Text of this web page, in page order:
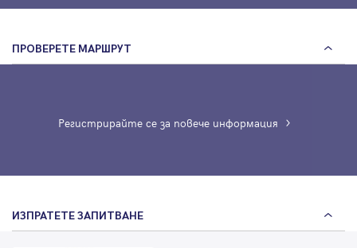
ПРОВЕРЕТЕ МАРШРУТ
Регистрирайте се за повече информация
ИЗПРАТЕТЕ ЗАПИТВАНЕ